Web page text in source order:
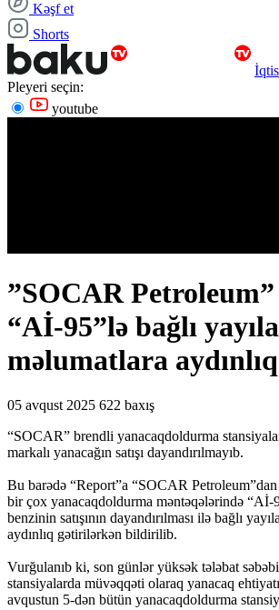
Kəşf et
Shorts
Pleyeri seçin:
youtube
”SOCAR Petroleum”
“Aİ-95”lə bağlı
məlumatlara
05 avqust 2025 622 baxış
“SOCAR” brendli yanacaqdoldurma
markalı yanacağın satışı dayandırılmayıb.
Bu barədə “Report”a “SOCAR Petroleum”dan
bir çox yanacaqdoldurma məntəqələrində “Aİ-
benzinin satışının dayandırılması ilə bağlı
aydınlıq gətirilərkən bildirilib.
Vurğulanıb ki, son günlər yüksək tələbat
stansiyalarda müvəqqəti olaraq yanacaq
avqustun 5-dən bütün yanacaqdoldurma